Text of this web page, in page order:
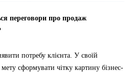
переговори про продаж
потребу клієнта. У своїй
сформувати чітку картину бізнес-